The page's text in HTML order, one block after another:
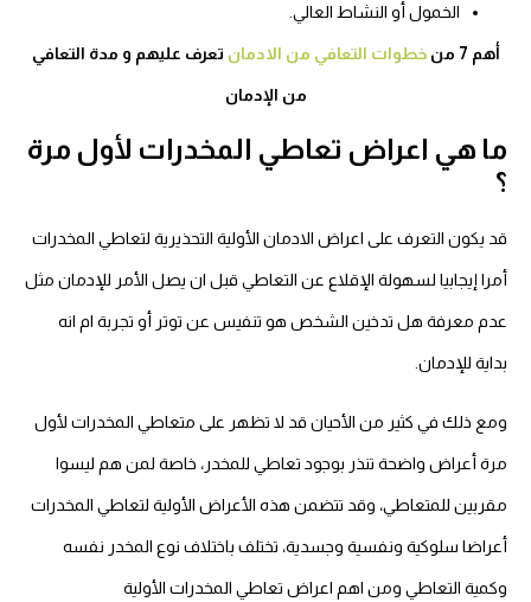
الخمول أو النشاط العالي.
أهم 7 من خطوات التعافي من الادمان تعرف عليهم و مدة التعافي
من الإدمان
ما هي اعراض تعاطي المخدرات لأول مرة
؟
قد يكون التعرف على اعراض الادمان الأولية التحذيرية لتعاطي المخدرات
أمرا إيجابيا لسهولة الإقلاع عن التعاطي قبل ان يصل الأمر للإدمان مثل
عدم معرفة هل تدخين الشخص هو تنفيس عن توتر أو تجربة ام انه
بداية للإدمان.
ومع ذلك في كثير من الأحيان قد لا تظهر على متعاطي المخدرات لأول
مرة أعراض واضحة تنذر بوجود تعاطي للمخدر، خاصة لمن هم ليسوا
مقربين للمتعاطي، وقد تتضمن هذه الأعراض الأولية لتعاطي المخدرات
أعراضا سلوكية ونفسية وجسدية، تختلف باختلاف نوع المخدر نفسه
وكمية التعاطي ومن اهم اعراض تعاطي المخدرات الأولية